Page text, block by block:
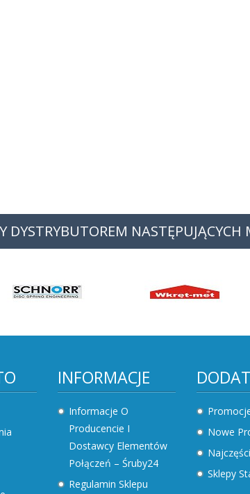
DYSTRYBUTOREM NASTĘPUJĄCYCH
INFORMACJE
Informacje O
Producencie I
Dostawcy Elementów
Połączeń – Śruby24
Regulamin Sklepu
Nowe
Sklepy